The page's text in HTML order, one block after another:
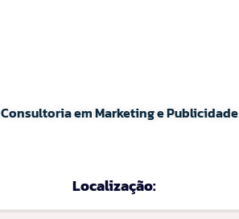
Consultoria em Marketing e Publicidade
Localização: